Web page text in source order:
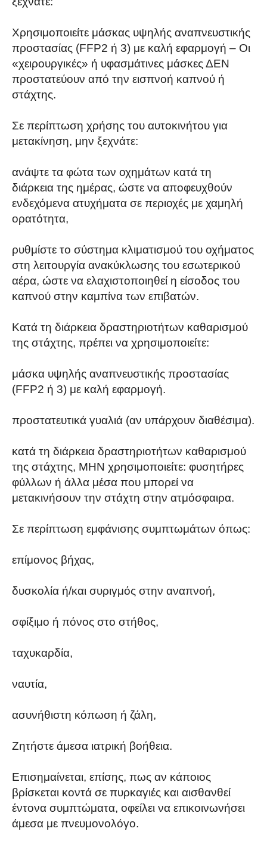
Χρησιμοποιείτε μάσκας υψηλής αναπνευστικής
προστασίας (FFP2 ή 3) με καλή εφαρμογή – Οι
«χειρουργικές» ή υφασμάτινες μάσκες ΔΕΝ
προστατεύουν από την εισπνοή καπνού ή
στάχτης.
Σε περίπτωση χρήσης του αυτοκινήτου για
μετακίνηση, μην ξεχνάτε:
ανάψτε τα φώτα των οχημάτων κατά τη
διάρκεια της ημέρας, ώστε να αποφευχθούν
ενδεχόμενα ατυχήματα σε περιοχές με χαμηλή
ορατότητα,
ρυθμίστε το σύστημα κλιματισμού του οχήματος
στη λειτουργία ανακύκλωσης του εσωτερικού
αέρα, ώστε να ελαχιστοποιηθεί η είσοδος του
καπνού στην καμπίνα των επιβατών.
Κατά τη διάρκεια δραστηριοτήτων καθαρισμού
της στάχτης, πρέπει να χρησιμοποιείτε:
μάσκα υψηλής αναπνευστικής προστασίας
(FFP2 ή 3) με καλή εφαρμογή.
προστατευτικά γυαλιά (αν υπάρχουν διαθέσιμα).
κατά τη διάρκεια δραστηριοτήτων καθαρισμού
της στάχτης, ΜΗΝ χρησιμοποιείτε: φυσητήρες
φύλλων ή άλλα μέσα που μπορεί να
μετακινήσουν την στάχτη στην ατμόσφαιρα.
Σε περίπτωση εμφάνισης συμπτωμάτων όπως:
επίμονος βήχας,
δυσκολία ή/και συριγμός στην αναπνοή,
σφίξιμο ή πόνος στο στήθος,
ταχυκαρδία,
ναυτία,
ασυνήθιστη κόπωση ή ζάλη,
Ζητήστε άμεσα ιατρική βοήθεια.
Επισημαίνεται, επίσης, πως αν κάποιος
βρίσκεται κοντά σε πυρκαγιές και αισθανθεί
έντονα συμπτώματα, οφείλει να επικοινωνήσει
άμεσα με πνευμονολόγο.